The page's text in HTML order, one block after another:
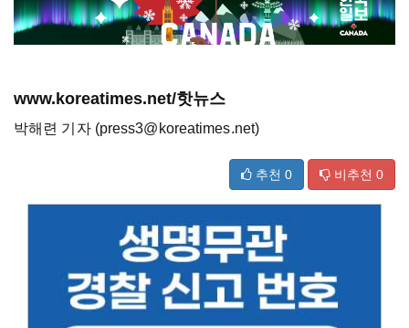
www.koreatimes.net/핫뉴스
박해련 기자 (press3@koreatimes.net)
추천 0 비추천 0